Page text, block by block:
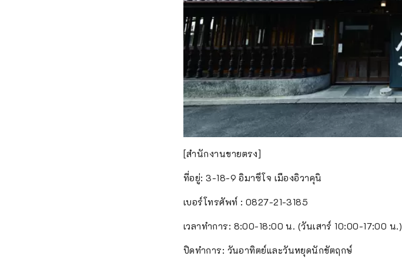
[สำนักงานขายตรง]
ที่อยู่: 3-18-9 อิมาซึโจ เมืองอิวาคุนิ
เบอร์โทรศัพท์ : 0827-21-3185
เวลาทำการ: 8:00-18:00 น. (วันเสาร์ 10:00-17:00 น.)
ปิดทำการ: วันอาทิตย์และวันหยุดนักขัตฤกษ์